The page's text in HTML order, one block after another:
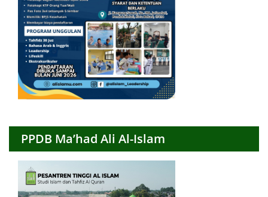
PPDB Ma’had Ali Al-Islam